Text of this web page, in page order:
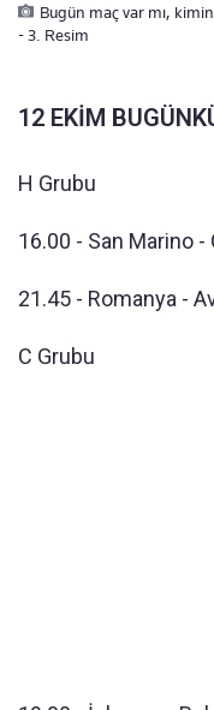
Bugün maç var mı,
- 3. Resim
12 EKİM
H Grubu
16.00 - San Marino -
21.45 - Romanya -
C Grubu